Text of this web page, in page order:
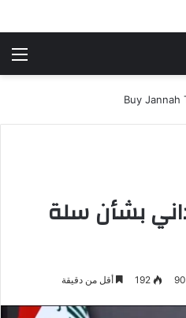
بشأن سلة
90
192 أقل من دقيقة